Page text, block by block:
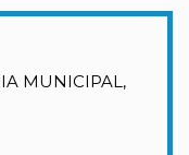
MUNICIPAL,